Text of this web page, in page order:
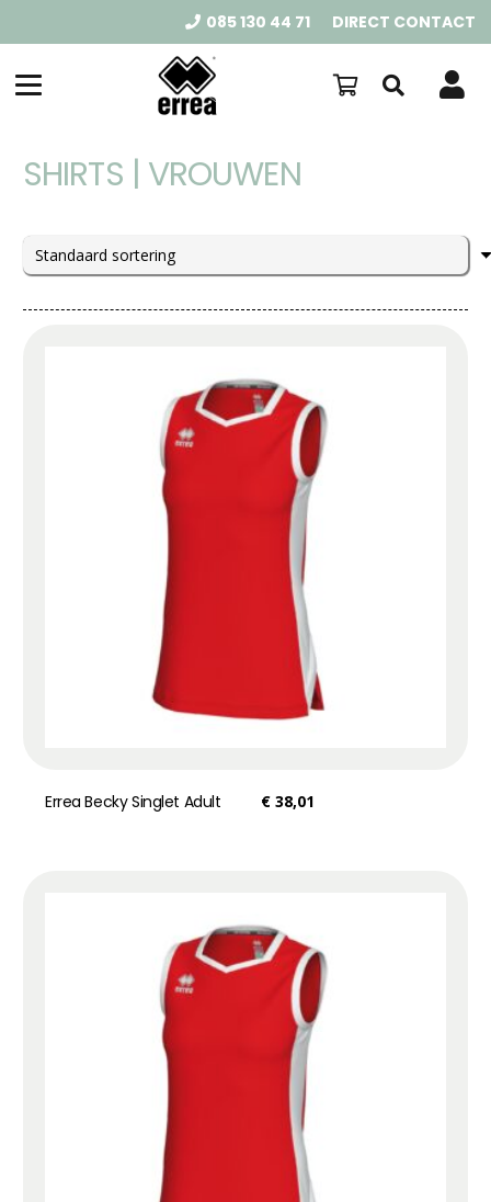
085 130 44 71 DIRECT CONTACT
SHIRTS | VROUWEN
Errea Becky Singlet Adult € 38,01